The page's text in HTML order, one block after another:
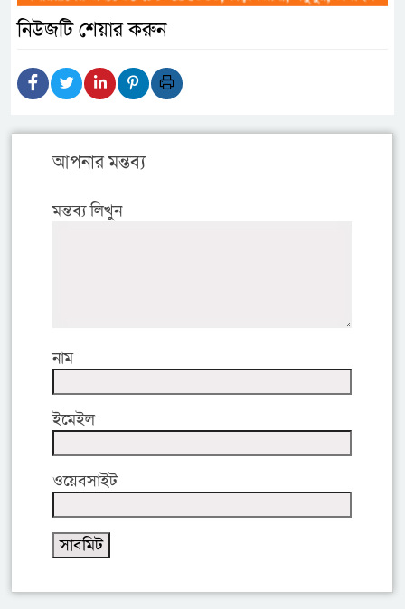
নিউজটি শেয়ার করুন
আপনার মন্তব্য
মন্তব্য লিখুন
নাম
ইমেইল
ওয়েবসাইট